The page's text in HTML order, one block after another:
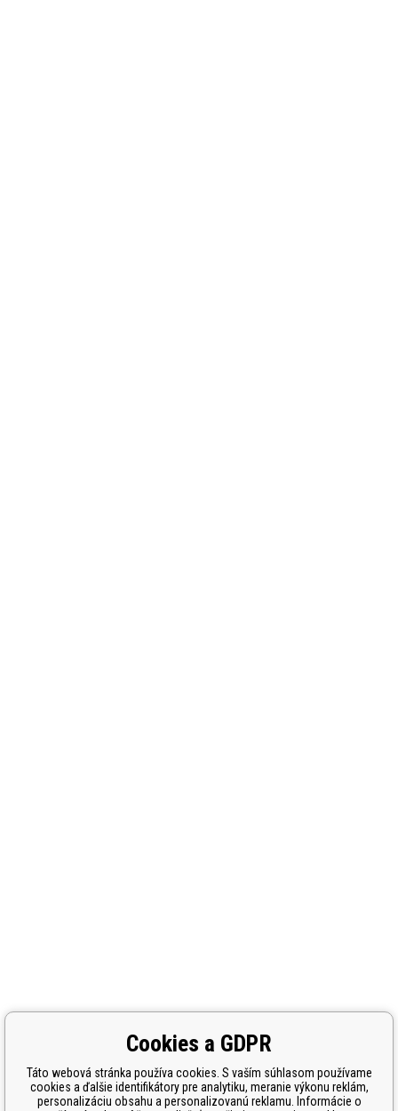
Cookies a GDPR
Táto webová stránka používa cookies. S vaším súhlasom používame
cookies a ďalšie identifikátory pre analytiku, meranie výkonu reklám,
personalizáciu obsahu a personalizovanú reklamu. Informácie o